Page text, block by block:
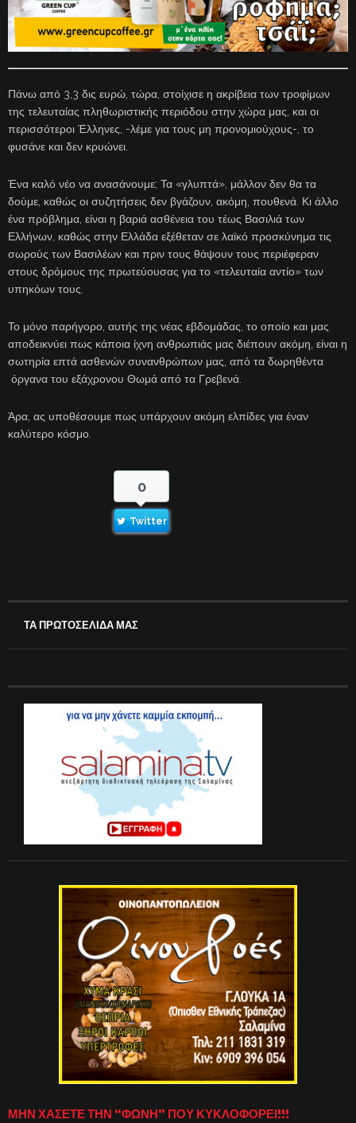
Πάνω από 3,3 δις ευρώ, τώρα, στοίχισε η ακρίβεια των τροφίμων
της τελευταίας πληθωριστικής περιόδου στην χώρα μας, και οι
περισσότεροι Έλληνες, -λέμε για τους μη προνομιούχους-, το
φυσάνε και δεν κρυώνει.
Ένα καλό νέο να ανασάνουμε; Τα «γλυπτά», μάλλον δεν θα τα
δούμε, καθώς οι συζητήσεις δεν βγάζουν, ακόμη, πουθενά. Κι άλλο
ένα πρόβλημα, είναι η βαριά ασθένεια του τέως Βασιλιά των
Ελλήνων, καθώς στην Ελλάδα εξέθεταν σε λαϊκό προσκύνημα τις
σωρούς των Βασιλέων και πριν τους θάψουν τους περιέφεραν
στους δρόμους της πρωτεύουσας για το «τελευταία αντίο» των
υπηκόων τους.
Το μόνο παρήγορο, αυτής της νέας εβδομάδας, το οποίο και μας
αποδεικνύει πως κάποια ίχνη ανθρωπιάς μας διέπουν ακόμη, είναι η
σωτηρία επτά ασθενών συνανθρώπων μας, από τα δωρηθέντα
όργανα του εξάχρονου Θωμά από τα Γρεβενά.
Άρα, ας υποθέσουμε πως υπάρχουν ακόμη ελπίδες για έναν
καλύτερο κόσμο.
0
Twitter
ΤΑ ΠΡΩΤΟΣΕΛΙΔΑ ΜΑΣ
ΜΗΝ ΧΑΣΕΤΕ ΤΗΝ “ΦΩΝΗ” ΠΟΥ ΚΥΚΛΟΦΟΡΕΙ!!!